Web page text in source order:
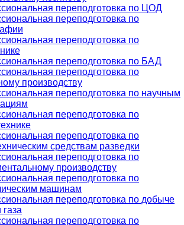
переподготовка по ЦОД
переподготовка по
переподготовка по
переподготовка по БАД
переподготовка по
производству
переподготовка по научным
переподготовка по
переподготовка по
средствам разведки
переподготовка по
производству
переподготовка по
машинам
переподготовка по добыче
переподготовка по